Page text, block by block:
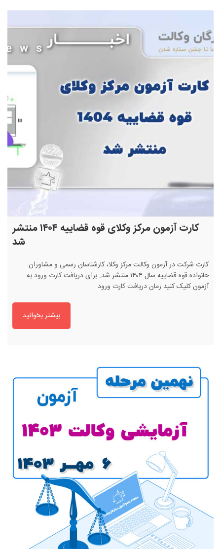
کارت آزمون مرکز وکلای قوه قضاییه ۱۴۰۴ منتشر
شد
کارت شرکت در آزمون وکالت مرکز وکلا، کارشناسان رسمی و مشاوران
خانواده قوه قضاییه سال ۱۴۰۴ منتشر شد. برای دریافت کارت ورود به
آزمون کلیک کنید زمان دریافت کارت ورود
بیشتر بخوانید